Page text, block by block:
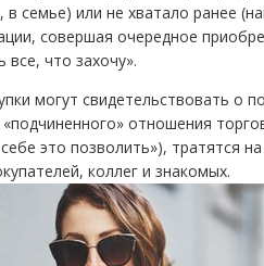
в семье) или не хватало ранее
совершая очередное
все, что захочу».
могут свидетельствовать о
отношения
это позволить»), тратятся
коллег и знакомых.